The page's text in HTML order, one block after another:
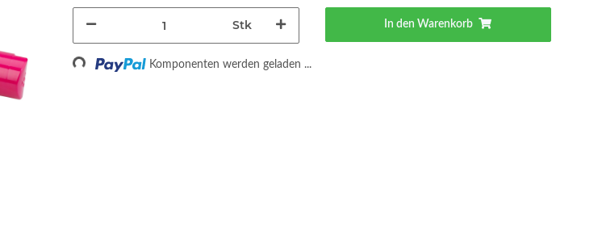
Stk In den Warenkorb
Loading... Komponenten werden geladen ...